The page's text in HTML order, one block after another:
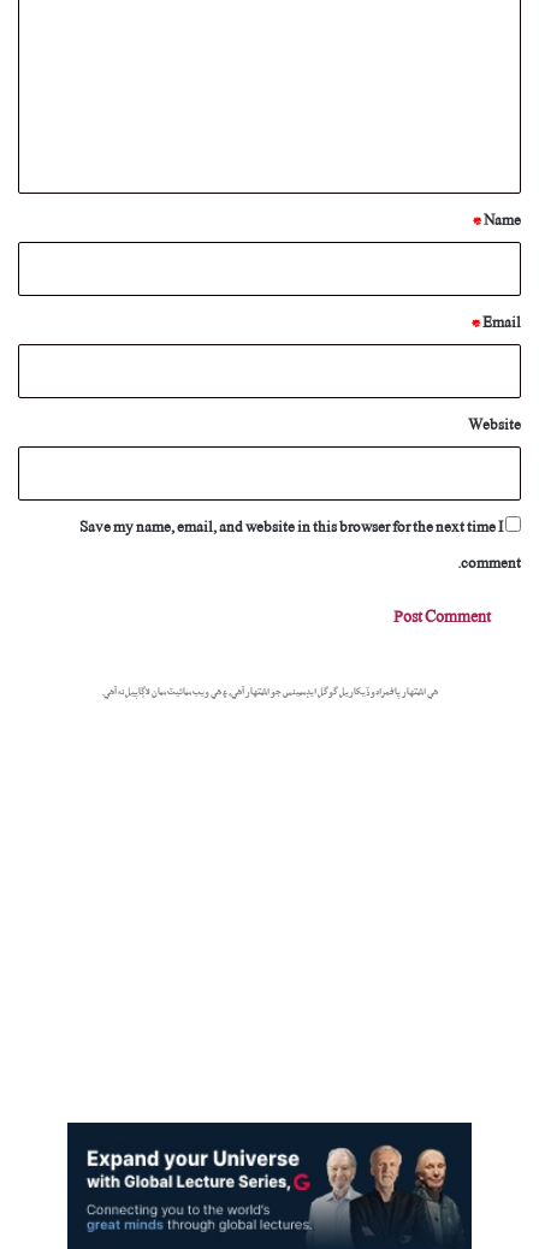
*
Name
*
Email
*
Website
Save my name, email, and website in this browser for the next time I
comment.
هي اشتهار پاڻمرادو ڏيکاريل گوگل ايڊسينس جو اشتهار آهي، ۽ هي ويب سائيٽ سان لاڳاپيل نه آهي.